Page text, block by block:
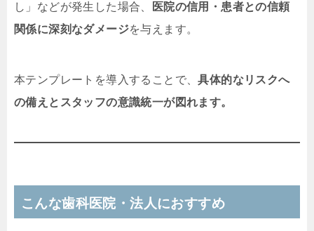
し」などが発生した場合、
医院の信用・患者との信頼
関係に深刻なダメージを与えます。
本テンプレートを導入することで、具体的なリスクへ
の備えとスタッフの意識統一が図れます。
こんな歯科医院・法人におすすめ